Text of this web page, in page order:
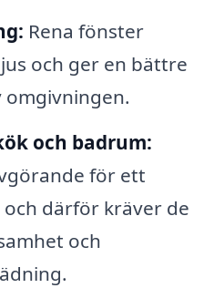
Rena fönster
och ger en bättre
omgivningen.
och badrum:
för ett
därför kräver de
och